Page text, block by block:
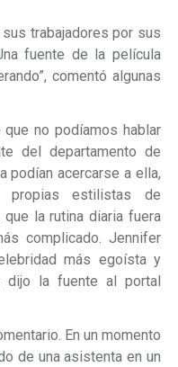
trabajadores por sus
fuente de la película
comentó algunas
no podíamos hablar
del departamento de
podían acercarse a ella,
estilistas de
que la rutina diaria fuera
complicado. Jennifer
más egoísta y
dijo la fuente al portal
En un momento
de una asistenta en un